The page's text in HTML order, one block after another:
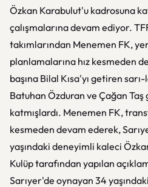
Özkan Karabulut'u kadrosuna
çalışmalarına devam ediyor.
takımlarından Menemen FK,
planlamalarına hız kesmeden
başına Bilal Kısa'yı getiren
Batuhan Özduran ve Çağan
katmışlardı. Menemen FK,
kesmeden devam ederek,
yaşındaki deneyimli kaleci
Kulüp tarafından yapılan
Sarıyer'de oynayan 34